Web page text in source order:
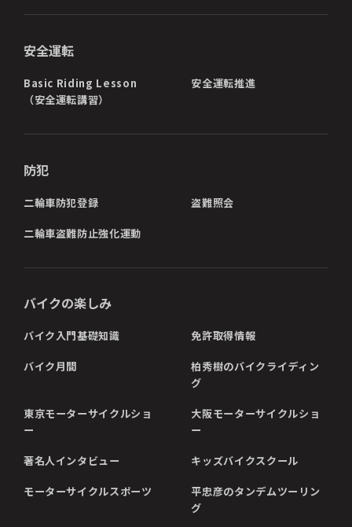
安全運転
Basic Riding Lesson
（安全運転講習）
安全運転推進
防犯
二輪車防犯登録 盗難照会
二輪車盗難防止強化運動
バイクの楽しみ
バイク入門基礎知識 免許取得情報
バイク月間
柏秀樹のバイクライディン
グ
東京モーターサイクルショ
ー
大阪モーターサイクルショ
ー
著名人インタビュー キッズバイクスクール
モーターサイクルスポーツ
平忠彦のタンデムツーリン
グ